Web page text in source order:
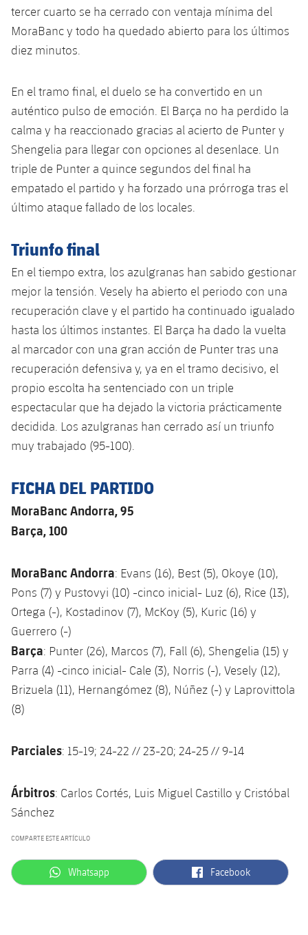
tercer cuarto se ha cerrado con ventaja mínima del
MoraBanc y todo ha quedado abierto para los últimos
diez minutos.
En el tramo final, el duelo se ha convertido en un
auténtico pulso de emoción. El Barça no ha perdido la
calma y ha reaccionado gracias al acierto de Punter y
Shengelia para llegar con opciones al desenlace. Un
triple de Punter a quince segundos del final ha
empatado el partido y ha forzado una prórroga tras el
último ataque fallado de los locales.
Triunfo final
En el tiempo extra, los azulgranas han sabido gestionar
mejor la tensión. Vesely ha abierto el periodo con una
recuperación clave y el partido ha continuado igualado
hasta los últimos instantes. El Barça ha dado la vuelta
al marcador con una gran acción de Punter tras una
recuperación defensiva y, ya en el tramo decisivo, el
propio escolta ha sentenciado con un triple
espectacular que ha dejado la victoria prácticamente
decidida. Los azulgranas han cerrado así un triunfo
muy trabajado (95-100).
FICHA DEL PARTIDO
MoraBanc Andorra, 95
Barça, 100
MoraBanc Andorra: Evans (16), Best (5), Okoye (10),
Pons (7) y Pustovyi (10) -cinco inicial- Luz (6), Rice (13),
Ortega (-), Kostadinov (7), McKoy (5), Kuric (16) y
Guerrero (-)
Barça: Punter (26), Marcos (7), Fall (6), Shengelia (15) y
Parra (4) -cinco inicial- Cale (3), Norris (-), Vesely (12),
Brizuela (11), Hernangómez (8), Núñez (-) y Laprovittola
(8)
Parciales: 15-19; 24-22 // 23-20; 24-25 // 9-14
Árbitros: Carlos Cortés, Luis Miguel Castillo y Cristóbal
Sánchez
COMPARTE ESTE ARTÍCULO
label.aria.whatsapp
Whatsapp label.aria.facebook
Facebook